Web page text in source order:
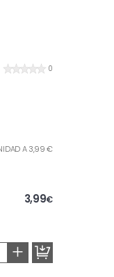
0
A 3,99 €
3,99€
+